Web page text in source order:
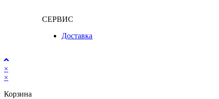
СЕРВИС
Доставка
×
×
Корзина